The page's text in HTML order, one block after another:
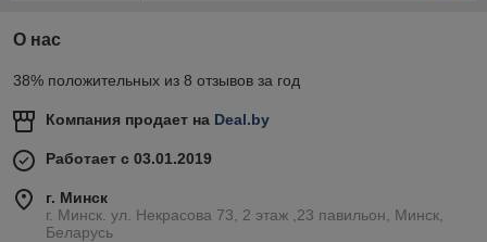
О нас
38% положительных из 8 отзывов за год
Компания продает на Deal.by
Работает с 03.01.2019
г. Минск
г. Минск. ул. Некрасова 73, 2 этаж ,23 павильон, Минск,
Беларусь